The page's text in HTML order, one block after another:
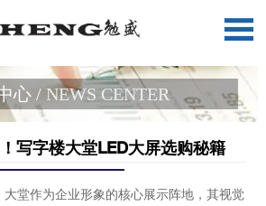

心 / NEWS CENTER
写字楼大堂LED大屏选购秘籍
堂作为企业形象的核心展示阵地，其视觉